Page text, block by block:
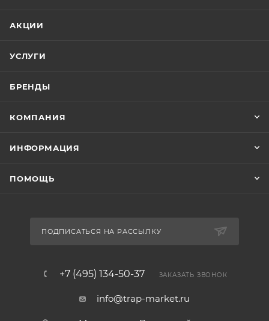
АКЦИИ
УСЛУГИ
БРЕНДЫ
КОМПАНИЯ
ИНФОРМАЦИЯ
ПОМОЩЬ
ПОДПИСАТЬСЯ НА РАССЫЛКУ
+7 (495) 134-50-37 ЗАКАЗАТЬ ЗВОНОК
info@trap-market.ru